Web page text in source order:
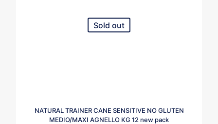
Sold out
NATURAL TRAINER CANE SENSITIVE NO GLUTEN
MEDIO/MAXI AGNELLO KG 12 new pack